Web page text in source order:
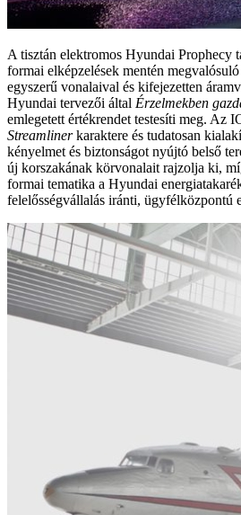
A tisztán elektromos Hyundai Prophecy
formai elképzelések mentén
egyszerű vonalaival és kifejezetten
Hyundai tervezői által Érzelmekben
emlegetett értékrendet testesíti meg. Az
Streamlinerkaraktere és tudatosan
kényelmet és biztonságot nyújtó belső
új korszakának körvonalait rajzolja ki,
formai tematika a Hyundai
felelősségvállalás iránti, ügyfélközpontú